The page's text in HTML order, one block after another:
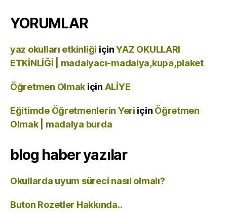
YORUMLAR
yaz okulları etkinliği içinYAZ OKULLARI
ETKİNLİĞİ | madalyacı-madalya,kupa,plaket
Öğretmen Olmak için ALİYE
Eğitimde Öğretmenlerin Yeri için Öğretmen
Olmak | madalya burda
blog haber yazılar
Okullarda uyum süreci nasıl olmalı?
Buton Rozetler Hakkında..